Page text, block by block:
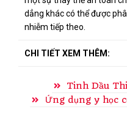
dẳng khác có thể được
nhiễm tiếp theo.
CHI TIẾT XEM THÊM:
Tinh Dầu
Ứng dụng y học